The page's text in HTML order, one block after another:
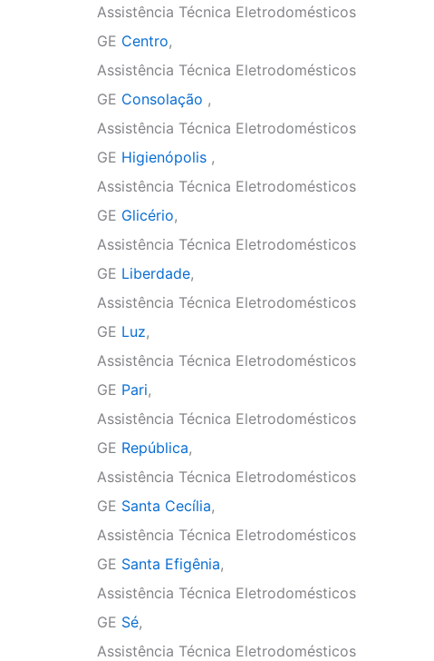
Assistência Técnica Eletrodomésticos
GE Centro,
Assistência Técnica Eletrodomésticos
GE Consolação ,
Assistência Técnica Eletrodomésticos
GE Higienópolis ,
Assistência Técnica Eletrodomésticos
GE Glicério,
Assistência Técnica Eletrodomésticos
GE Liberdade,
Assistência Técnica Eletrodomésticos
GE Luz,
Assistência Técnica Eletrodomésticos
GE Pari,
Assistência Técnica Eletrodomésticos
GE República,
Assistência Técnica Eletrodomésticos
GE Santa Cecília,
Assistência Técnica Eletrodomésticos
GE Santa Efigênia,
Assistência Técnica Eletrodomésticos
GE Sé,
Assistência Técnica Eletrodomésticos